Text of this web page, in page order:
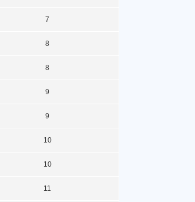
7
8
8
9
9
10
10
11